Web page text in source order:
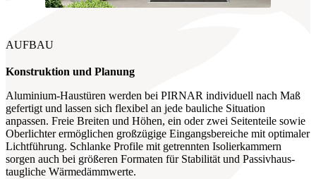
AUFBAU
Konstruktion und Planung
Aluminium-Haustüren werden bei PIRNAR individuell nach Maß
gefertigt und lassen sich flexibel an jede bauliche Situation
anpassen. Freie Breiten und Höhen, ein oder zwei Seitenteile sowie
Oberlichter ermöglichen großzügige Eingangsbereiche mit optimaler
Lichtführung. Schlanke Profile mit getrennten Isolierkammern
sorgen auch bei größeren Formaten für Stabilität und Passivhaus-
taugliche Wärmedämmwerte.